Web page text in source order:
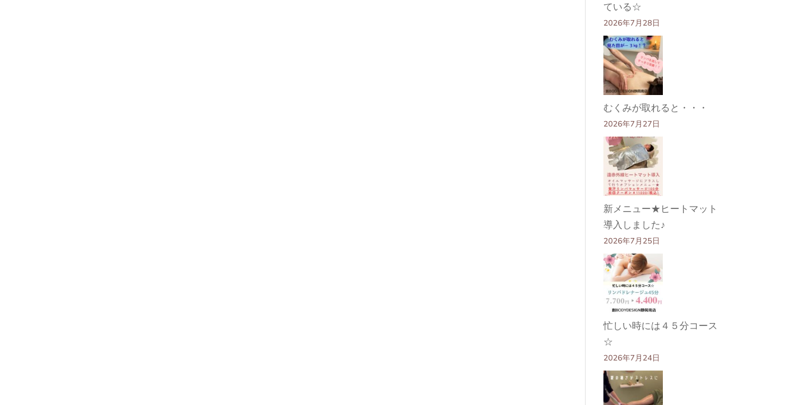
ている☆
2026年7月28日
むくみが取れると・・・
2026年7月27日
新メニュー★ヒートマット
導入しました♪
2026年7月25日
忙しい時には４５分コース
☆
2026年7月24日